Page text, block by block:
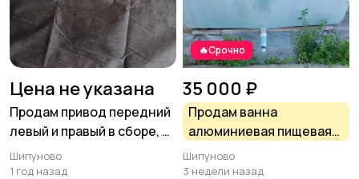
Цена не указана
Продам привод передний
левый и правый в сборе, б/
у в хорошем состоянии
Шипуново
1 год назад
🔥Срочно
35 000 ₽
Продам ванна
алюминиевая пищевая
270*160*70 в Шипуново
Шипуново
3 недели назад